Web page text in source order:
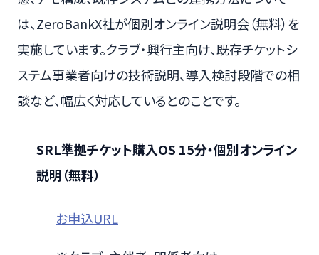
は、ZeroBankX社が個別オンライン説明会（無料）を
実施しています。クラブ・興行主向け、既存チケットシ
ステム事業者向けの技術説明、導入検討段階での相
談など、幅広く対応しているとのことです。
SRL準拠チケット購入OS 15分・個別オンライン
説明（無料）
お申込URL